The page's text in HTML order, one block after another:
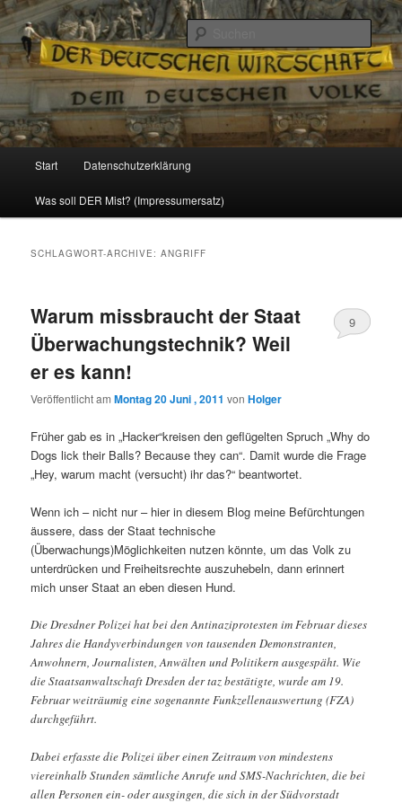
Reizzentrum
Politik, Wirtschaft, Soziales und Gesellschaft
Zum
Inhalt
Zum
sekundären
Start Datenschutzerklärung
Was soll DER Mist? (Impressumersatz)
SCHLAGWORT-ARCHIVE:ANGRIFF
Warum missbraucht der Staat
Überwachungstechnik? Weil
er es kann!
Veröffentlicht amMontag 20 Juni , 2011 vonHolger
9
Früher gab es in „Hacker“kreisen den geflügelten Spruch „Why do
Dogs lick their Balls? Because they can“. Damit wurde die Frage
„Hey, warum macht (versucht) ihr das?“ beantwortet.
Wenn ich – nicht nur – hier in diesem Blog meine Befürchtungen
äussere, dass der Staat technische
(Überwachungs)Möglichkeiten nutzen könnte, um das Volk zu
unterdrücken und Freiheitsrechte auszuhebeln, dann erinnert
mich unser Staat an eben diesen Hund.
Die Dresdner Polizei hat bei den Antinaziprotesten im Februar dieses
Jahres die Handyverbindungen von tausenden Demonstranten,
Anwohnern, Journalisten, Anwälten und Politikern ausgespäht. Wie
die Staatsanwaltschaft Dresden der taz bestätigte, wurde am 19.
Februar weiträumig eine sogenannte Funkzellenauswertung (FZA)
durchgeführt.
Dabei erfasste die Polizei über einen Zeitraum von mindestens
viereinhalb Stunden sämtliche Anrufe und SMS-Nachrichten, die bei
allen Personen ein- oder ausgingen, die sich in der Südvorstadt